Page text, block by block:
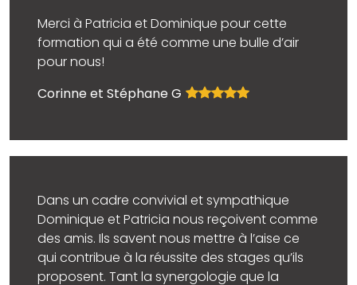
Merci à Patricia et Dominique pour cette
formation qui a été comme une bulle d’air
pour nous!
Corinne et Stéphane G
Dans un cadre convivial et sympathique
Dominique et Patricia nous reçoivent comme
des amis. Ils savent nous mettre à l’aise ce
qui contribue à la réussite des stages qu’ils
proposent. Tant la synergologie que la